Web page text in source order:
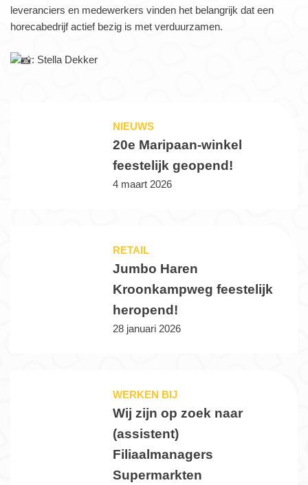
leveranciers en medewerkers vinden het belangrijk dat een
horecabedrijf actief bezig is met verduurzamen.
: Stella Dekker
NIEUWS
20e Maripaan-winkel
feestelijk geopend!
4 maart 2026
RETAIL
Jumbo Haren
Kroonkampweg feestelijk
heropend!
28 januari 2026
WERKEN BIJ
Wij zijn op zoek naar
(assistent)
Filiaalmanagers
Supermarkten